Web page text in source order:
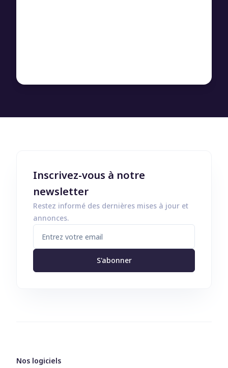
Inscrivez-vous à notre
newsletter
Restez informé des dernières mises à jour et
annonces.
S'abonner
Nos logiciels